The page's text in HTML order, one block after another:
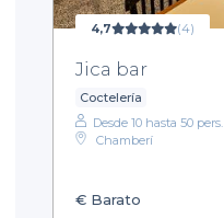
4,7 (4)
Jica bar
Coctelería
Desde 10 hasta 50 pers.
Chamberí
€ Barato